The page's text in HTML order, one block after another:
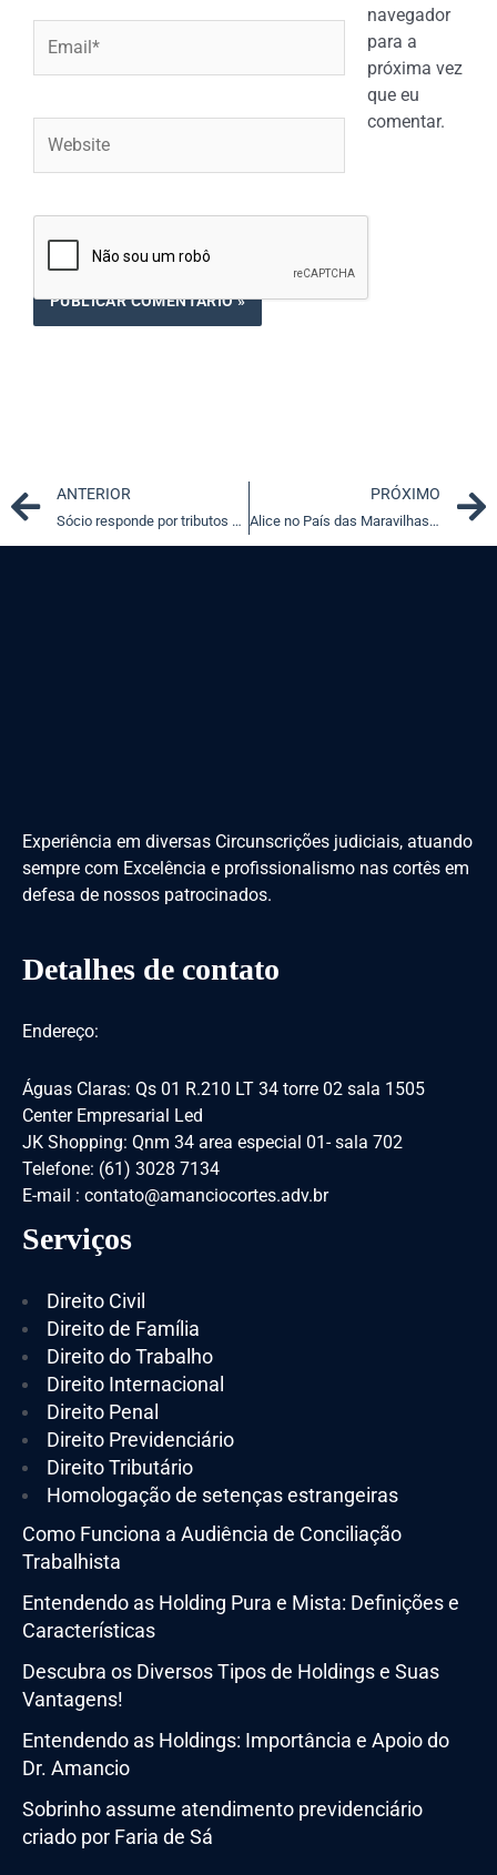
navegador
para a
próxima vez
que eu
comentar.
Prev
ANTERIOR
Sócio responde por tributos se dissolução da empresa foi irregular
PRÓXIMO
Alice no País das Maravilhas e o realismo jurídico
Experiência em diversas Circunscrições judiciais, atuando
sempre com Excelência e profissionalismo nas cortês em
defesa de nossos patrocinados.
Detalhes de contato
Endereço:
Águas Claras: Qs 01 R.210 LT 34 torre 02 sala 1505
Center Empresarial Led
JK Shopping: Qnm 34 area especial 01- sala 702
Telefone: (61) 3028 7134
E-mail : contato@amanciocortes.adv.br
Serviços
Direito Civil
Direito de Família
Direito do Trabalho
Direito Internacional
Direito Penal
Direito Previdenciário
Direito Tributário
Homologação de setenças estrangeiras
Como Funciona a Audiência de Conciliação
Trabalhista
Entendendo as Holding Pura e Mista: Definições e
Características
Descubra os Diversos Tipos de Holdings e Suas
Vantagens!
Entendendo as Holdings: Importância e Apoio do
Dr. Amancio
Sobrinho assume atendimento previdenciário
criado por Faria de Sá